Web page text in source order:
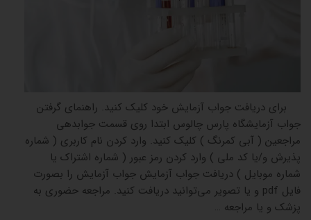
برای دریافت جواب آزمایش خود کلیک کنید. راهنمای گرفتن
جواب آزمایشگاه پارس چالوس ابتدا روی قسمت جوابدهی
مراجعین ( آبی کمرنگ ) کلیک کنید. وارد کردن نام کاربری ( شماره
پذیرش و/یا کد ملی ) وارد کردن رمز عبور ( شماره اشتراک یا
شماره موبایل ) دریافت جواب آزمایش جواب آزمایش را بصورت
فایل pdf و یا تصویر می‌توانید دریافت کنید. مراجعه حضوری به
پزشک و یا مراجعه …